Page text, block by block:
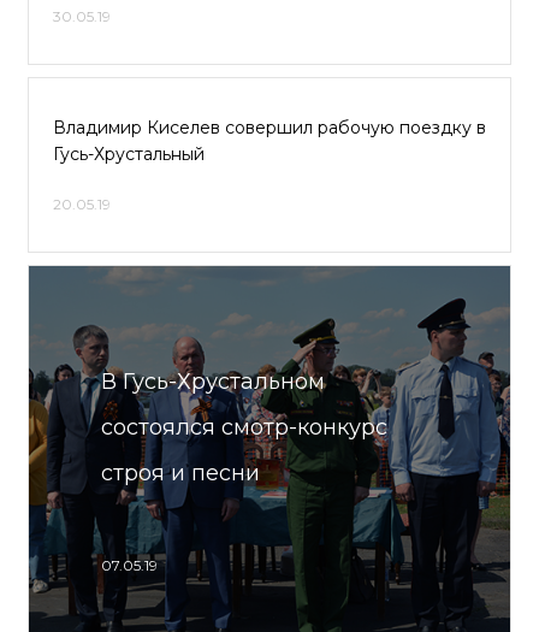
30.05.19
Владимир Киселев совершил рабочую поездку в
Гусь-Хрустальный
20.05.19
В Гусь-Хрустальном
состоялся смотр-конкурс
строя и песни
07.05.19